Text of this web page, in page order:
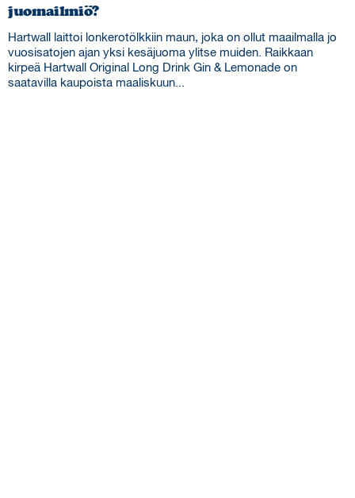
juomailmiö?
Hartwall laittoi lonkerotölkkiin maun, joka on ollut maailmalla jo
vuosisatojen ajan yksi kesäjuoma ylitse muiden. Raikkaan
kirpeä Hartwall Original Long Drink Gin & Lemonade on
saatavilla kaupoista maaliskuun...
Privacy Policy
hartwall.fi